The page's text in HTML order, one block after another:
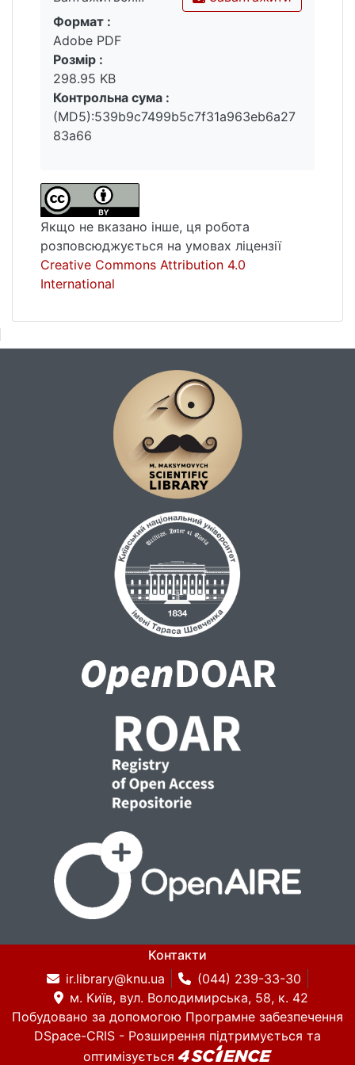
Вантажиться...
Формат :
Adobe PDF
Розмір :
298.95 KB
Контрольна сума :
(MD5):539b9c7499b5c7f31a963eb6a27
83a66
Якщо не вказано інше, ця робота
розповсюджується на умовах ліцензії
Creative Commons Attribution 4.0
International
Контакти
ir.library@knu.ua
(044) 239-33-30
м. Київ, вул. Володимирська, 58, к. 42
Побудовано за допомогою Програмне забезпечення
DSpace-CRIS - Розширення підтримується та
оптимізується